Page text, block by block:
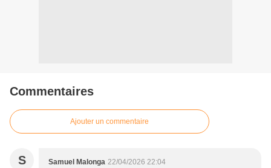
Commentaires
Ajouter un commentaire
S Samuel Malonga 22/04/2026 22:04